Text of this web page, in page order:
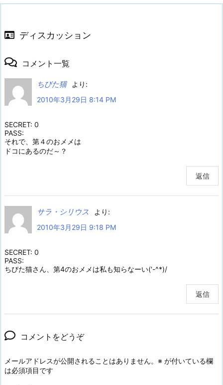
ディスカッション
コメント一覧
ちびた猫
より:
2010年3月29日 8:14 PM
SECRET: 0
PASS:
それで、第４のおメメは
ドコにあるのだ～？
返信
サラ・シリウス
より:
2010年3月29日 9:18 PM
SECRET: 0
PASS:
ちびた猫さん、第4のおメメは私も知らなーい('-^*)/
返信
コメントをどうぞ
メールアドレスが公開されることはありません。 ※ が付いている欄
は必須項目です